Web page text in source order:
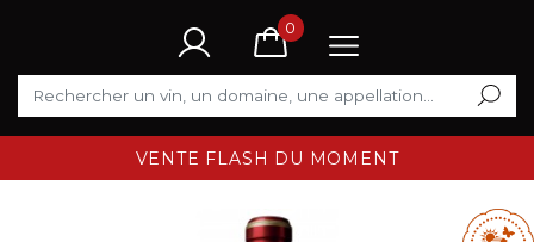
0
VENTE FLASH DU MOMENT